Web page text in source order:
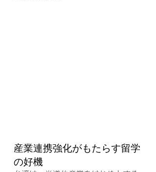
産業連携強化がもたらす留学
の好機